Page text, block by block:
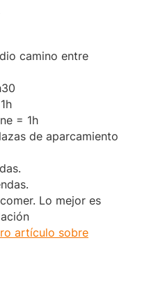
camino entre
= 1h
de aparcamiento
Lo mejor es
artículo sobre